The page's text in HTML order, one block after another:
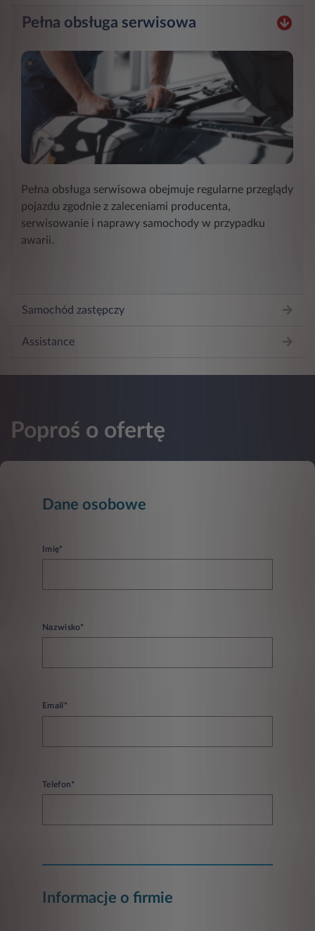
Pełna obsługa serwisowa
Pełna obsługa serwisowa obejmuje regularne przeglądy
pojazdu zgodnie z zaleceniami producenta,
serwisowanie i naprawy samochody w przypadku
awarii.
Samochód zastępczy
Assistance
Poproś o ofertę
Dane osobowe
Imię*
Nazwisko*
Email*
Telefon*
Informacje o firmie